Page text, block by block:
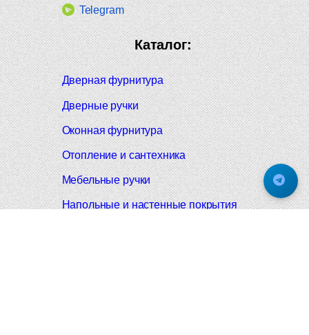
Telegram
Каталог:
Дверная фурнитура
Дверные ручки
Оконная фурнитура
Отопление и сантехника
Мебельные ручки
Напольные и настенные покрытия